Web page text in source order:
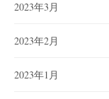
2023年3月
2023年2月
2023年1月